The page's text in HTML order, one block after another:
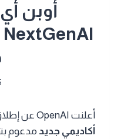
أوبن
أعلنت OpenAI عن إطلاق
أكاديمي جديد مدعوم